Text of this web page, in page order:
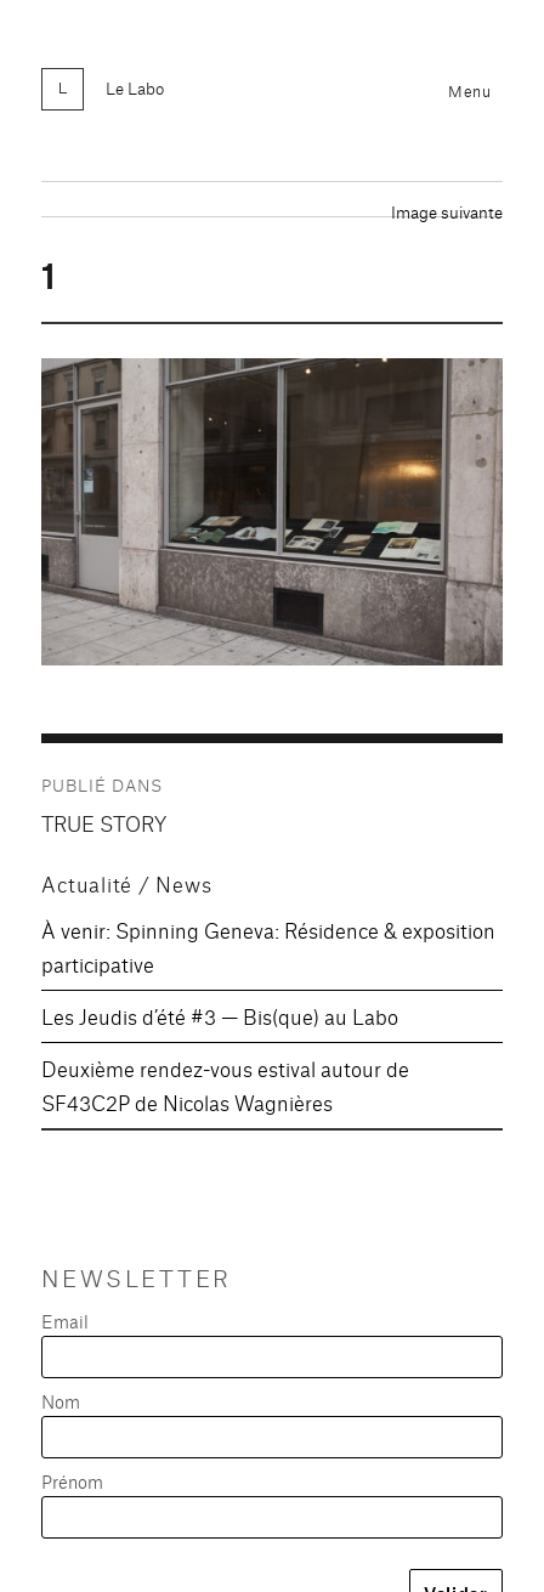
Le Labo Menu
Image suivante
1
de
PUBLIÉ DANS
TRUE STORY
Actualité / News
À venir: Spinning Geneva: Résidence & exposition
participative
Les Jeudis d’été #3 — Bis(que) au Labo
Deuxième rendez-vous estival autour de
SF43C2P de Nicolas Wagnières
NEWSLETTER
Email
Nom
Prénom